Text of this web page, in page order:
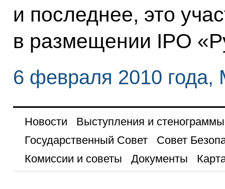
и последнее, это
в размещении IPO
6 февраля 2010 года,
Новости
Выступления и стенограммы
Государственный Совет
Совет
Комиссии и советы
Документы